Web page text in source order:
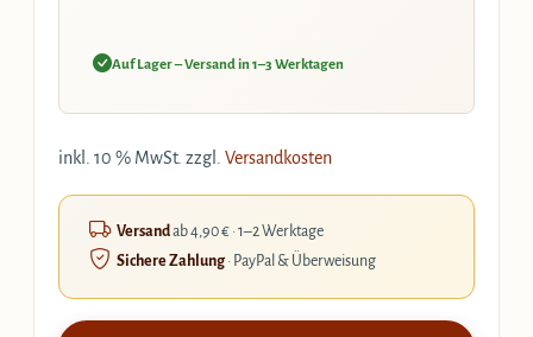
Auf Lager – Versand in 1–3 Werktagen
inkl. 10 % MwSt. zzgl. Versandkosten
Versandab 4,90 € · 1–2 Werktage
Sichere Zahlung· PayPal & Überweisung